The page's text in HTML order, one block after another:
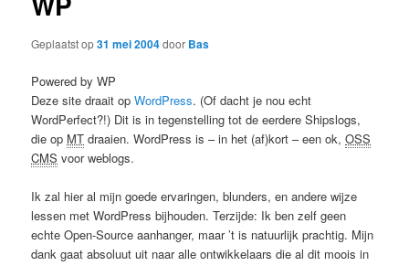
Geplaatst op31 mei 2004door Bas
Powered by WP
Deze site draait opWordPress. (Of dacht je nou echt
WordPerfect?!) Dit is in tegenstelling tot de eerdere Shipslogs,
die op MT draaien. WordPress is – in het (af)kort – een ok,OSS
CMS voor weblogs.
Ik zal hier al mijn goede ervaringen, blunders, en andere wijze
lessen met WordPress bijhouden. Terzijde: Ik ben zelf geen
echte Open-Source aanhanger, maar ’t is natuurlijk prachtig. Mijn
dank gaat absoluut uit naar alle ontwikkelaars die al dit moois in